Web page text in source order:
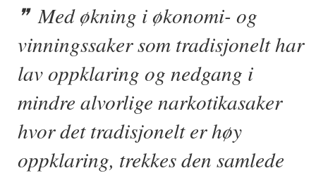
Med økning i økonomi- og
vinningssaker som tradisjonelt har
lav oppklaring og nedgang i
mindre alvorlige narkotikasaker
hvor det tradisjonelt er høy
oppklaring, trekkes den samlede